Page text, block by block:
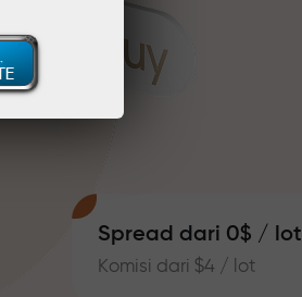
Spread dari 0$ / lot
Komisi dari $4 / lot